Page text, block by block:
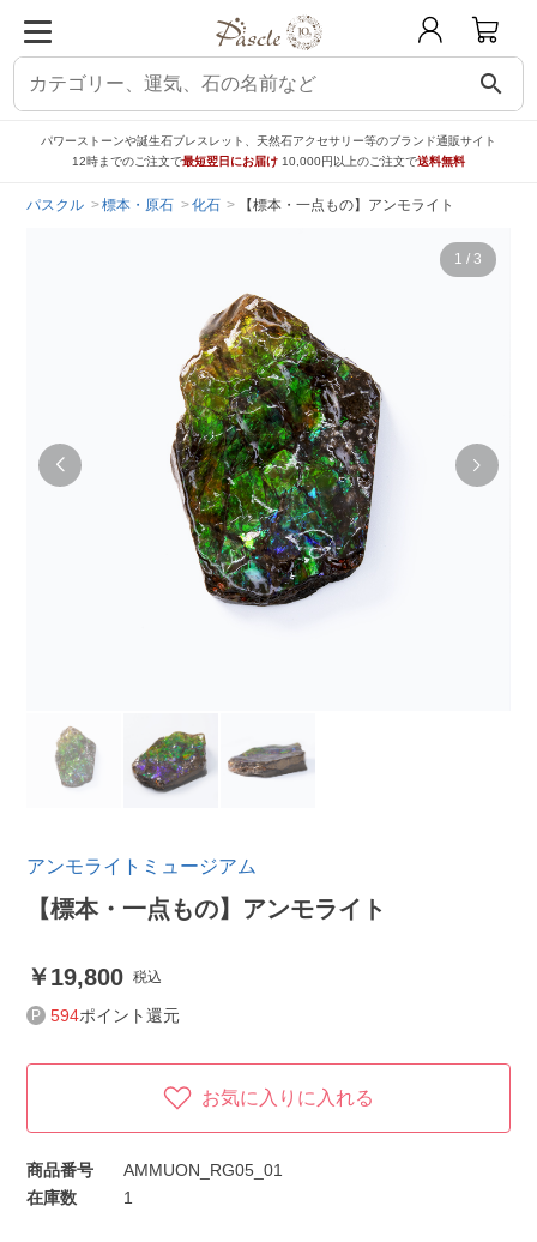
search
パワーストーンや誕生石ブレスレット、天然石アクセサリー等のブランド通販サイト
12時までのご注文で最短翌日にお届け 10,000円以上のご注文で送料無料
パスクル 標本・原石 化石 【標本・一点もの】アンモライト
1 / 3
アンモライトミュージアム
【標本・一点もの】アンモライト
19,800 税込
594ポイント還元
お気に入りに入れる
商品番号
AMMUON_RG05_01
在庫数
1